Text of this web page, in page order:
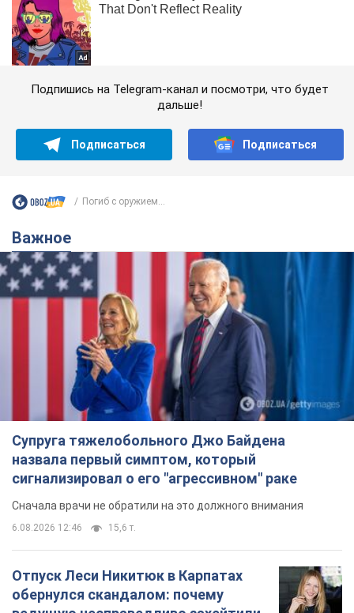
Подпишись на Telegram-канал и посмотри, что будет
дальше!
Подписаться Подписаться
Погиб с оружием...
Важное
Супруга тяжелобольного Джо Байдена
назвала первый симптом, который
сигнализировал о его "агрессивном" раке
Сначала врачи не обратили на это должного внимания
6.08.2026 12:46 15,6 т.
Отпуск Леси Никитюк в Карпатах
обернулся скандалом: почему